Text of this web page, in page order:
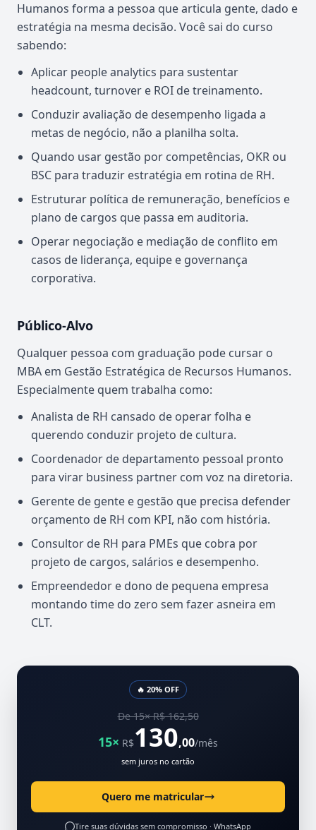
Humanos forma a pessoa que articula gente, dado e
estratégia na mesma decisão. Você sai do curso
sabendo:
Aplicar people analytics para sustentar
headcount, turnover e ROI de treinamento.
Conduzir avaliação de desempenho ligada a
metas de negócio, não a planilha solta.
Quando usar gestão por competências, OKR ou
BSC para traduzir estratégia em rotina de RH.
Estruturar política de remuneração, benefícios e
plano de cargos que passa em auditoria.
Operar negociação e mediação de conflito em
casos de liderança, equipe e governança
corporativa.
Público-Alvo
Qualquer pessoa com graduação pode cursar o
MBA em Gestão Estratégica de Recursos Humanos.
Especialmente quem trabalha como:
Analista de RH cansado de operar folha e
querendo conduzir projeto de cultura.
Coordenador de departamento pessoal pronto
para virar business partner com voz na diretoria.
Gerente de gente e gestão que precisa defender
orçamento de RH com KPI, não com história.
Consultor de RH para PMEs que cobra por
projeto de cargos, salários e desempenho.
Empreendedor e dono de pequena empresa
montando time do zero sem fazer asneira em
CLT.
🔥 20% OFF
De 15× R$ 162,50
15× R$130,00/mês
sem juros no cartão
Quero me matricular
Tire suas dúvidas sem compromisso · WhatsApp